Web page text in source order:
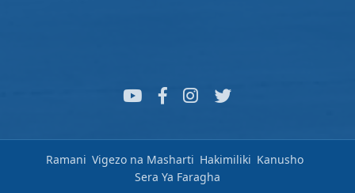
Ramani Vigezo na Masharti Hakimiliki Kanusho
Sera Ya Faragha